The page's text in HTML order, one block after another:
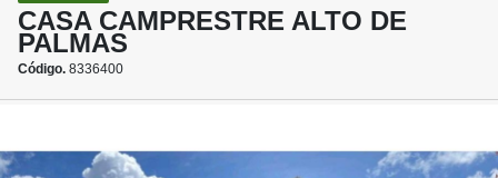
CASA CAMPRESTRE ALTO DE
PALMAS
Código. 8336400